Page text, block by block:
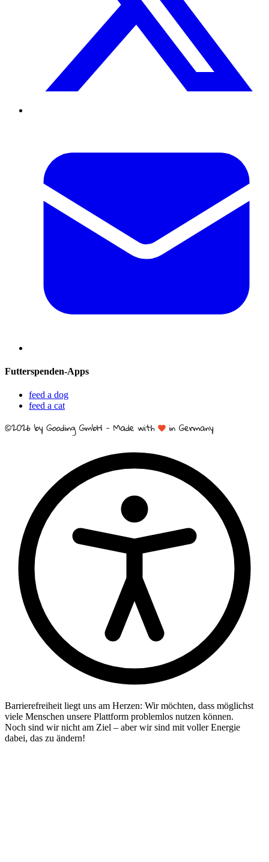
Futterspenden-Apps
feed a dog
feed a cat
Barrierefreiheit liegt uns am Herzen: Wir möchten, dass möglichst
viele Menschen unsere Plattform problemlos nutzen können.
Noch sind wir nicht am Ziel – aber wir sind mit voller Energie
dabei, das zu ändern!